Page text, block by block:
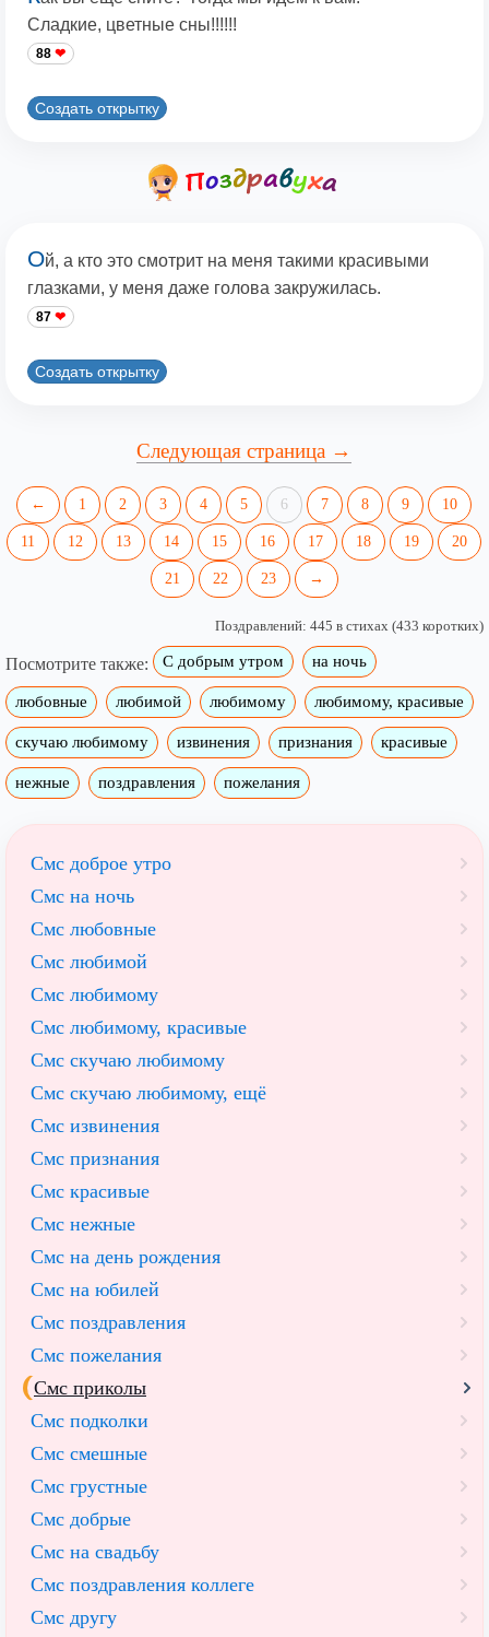
Сладкие, цветные сны!!!!!!
88
Создать открытку
Ой, а кто это смотрит на меня такими красивыми
глазками, у меня даже голова закружилась.
87
Создать открытку
Следующая страница →
← 1 2 3 4 5 6 7 8 9 10
11 12 13 14 15 16 17 18 19 20
21 22 23 →
Поздравлений: 445 в стихах (433 коротких)
Посмотрите также: С добрым утром на ночь
любовные любимой любимому любимому, красивые
скучаю любимому извинения признания красивые
нежные поздравления пожелания
Смс доброе утро
Смс на ночь
Смс любовные
Смс любимой
Смс любимому
Смс любимому, красивые
Смс скучаю любимому
Смс скучаю любимому, ещё
Смс извинения
Смс признания
Смс красивые
Смс нежные
Смс на день рождения
Смс на юбилей
Смс поздравления
Смс пожелания
Смс приколы
Смс подколки
Смс смешные
Смс грустные
Смс добрые
Смс на свадьбу
Смс поздравления коллеге
Смс другу